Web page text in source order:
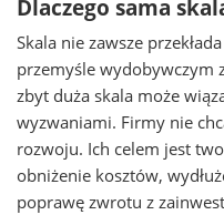
Dlaczego sama
Skala nie zawsze
przemyśle wydobywczym
zbyt duża skala może
wyzwaniami. Firmy nie
rozwoju. Ich celem jest
obniżenie kosztów,
poprawę zwrotu z